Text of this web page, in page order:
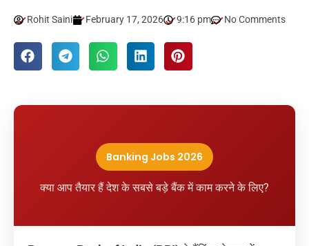
Rohit Saini February 17, 2026 9:16 pm No Comments
Banking Jobs 2026
क्या आप तैयार हैं देश के सबसे बड़े बैंक में काम करने के लिए?